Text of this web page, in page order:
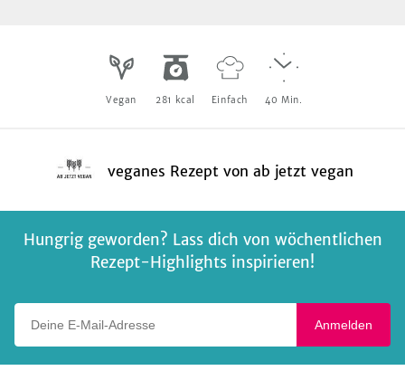
Vegan 281 kcal Einfach 40 Min.
veganes Rezept von ab jetzt vegan
Hungrig geworden? Lass dich von wöchentlichen
Rezept-Highlights inspirieren!
Anmelden